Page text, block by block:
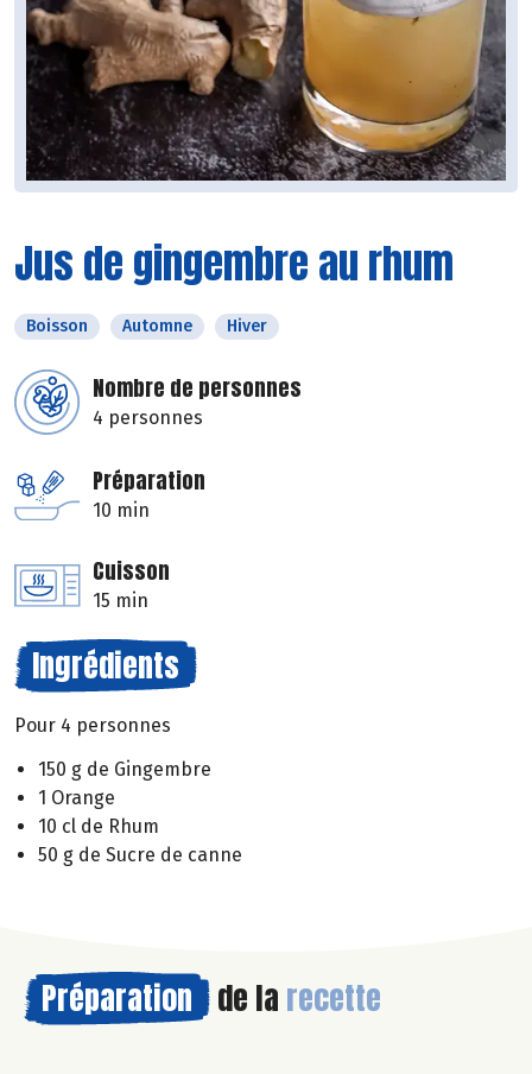
Jus de gingembre au rhum
Boisson Automne Hiver
Nombre de personnes
4 personnes
Préparation
10 min
Cuisson
15 min
Ingrédients
Pour 4 personnes
150 g de Gingembre
1 Orange
10 cl de Rhum
50 g de Sucre de canne
Préparation de la recette